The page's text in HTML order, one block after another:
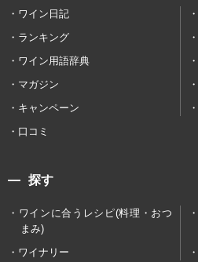
ワイン日記
ランキング
ワイン用語辞典
マガジン
キャンペーン
口コミ
探す
ワインに合うレシピ(料理・おつ
まみ)
ワイナリー